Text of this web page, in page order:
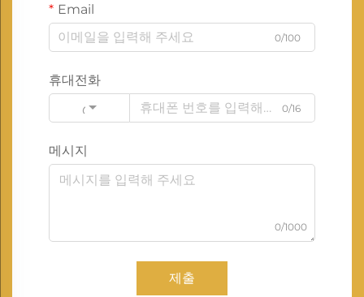
Email
0/100
휴대전화
Code
0/16
메시지
0/1000
제출